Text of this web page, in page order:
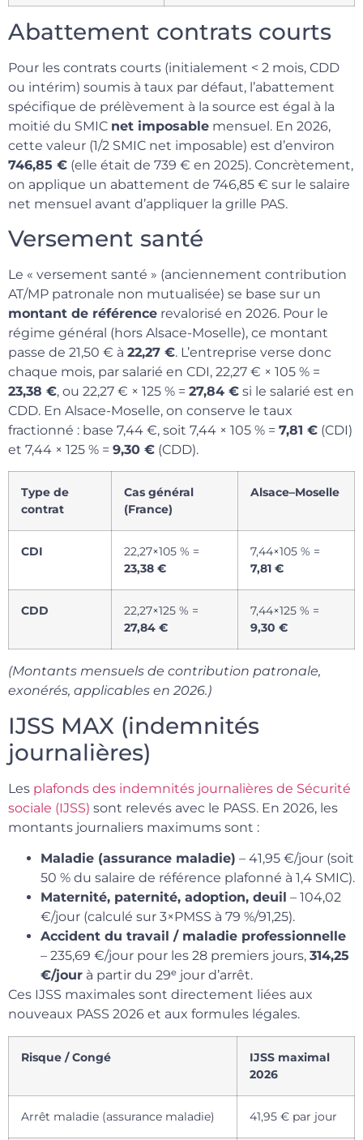
Abattement contrats courts
Pour les contrats courts (initialement < 2 mois, CDD
ou intérim) soumis à taux par défaut, l’abattement
spécifique de prélèvement à la source est égal à la
moitié du SMIC net imposable mensuel. En 2026,
cette valeur (1/2 SMIC net imposable) est d’environ
746,85 € (elle était de 739 € en 2025). Concrètement,
on applique un abattement de 746,85 € sur le salaire
net mensuel avant d’appliquer la grille PAS.
Versement santé
Le « versement santé » (anciennement contribution
AT/MP patronale non mutualisée) se base sur un
montant de référence revalorisé en 2026. Pour le
régime général (hors Alsace-Moselle), ce montant
passe de 21,50 € à 22,27 €. L’entreprise verse donc
chaque mois, par salarié en CDI, 22,27 € × 105 % =
23,38 €, ou 22,27 € × 125 % = 27,84 € si le salarié est en
CDD. En Alsace-Moselle, on conserve le taux
fractionné : base 7,44 €, soit 7,44 × 105 % = 7,81 € (CDI)
et 7,44 × 125 % = 9,30 € (CDD).
Type de
contrat
Cas général
(France)
Alsace–Moselle
CDI
22,27×105 % =
23,38 €
7,44×105 % =
7,81 €
CDD
22,27×125 % =
27,84 €
7,44×125 % =
9,30 €
(Montants mensuels de contribution patronale,
exonérés, applicables en 2026.)
IJSS MAX (indemnités
journalières)
Les plafonds des indemnités journalières de Sécurité
sociale (IJSS) sont relevés avec le PASS. En 2026, les
montants journaliers maximums sont :
Maladie (assurance maladie) – 41,95 €/jour (soit
50 % du salaire de référence plafonné à 1,4 SMIC).
Maternité, paternité, adoption, deuil – 104,02
€/jour (calculé sur 3×PMSS à 79 %/91,25).
Accident du travail / maladie professionnelle
– 235,69 €/jour pour les 28 premiers jours, 314,25
€/jour à partir du 29ᵉ jour d’arrêt.
Ces IJSS maximales sont directement liées aux
nouveaux PASS 2026 et aux formules légales.
Risque / Congé
IJSS maximal
2026
Arrêt maladie (assurance maladie) 41,95 € par jour